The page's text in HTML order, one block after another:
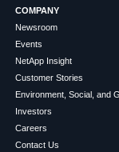
COMPANY
Newsroom
Events
NetApp Insight
Customer Stories
Environment, Social, and
Investors
Careers
Contact Us